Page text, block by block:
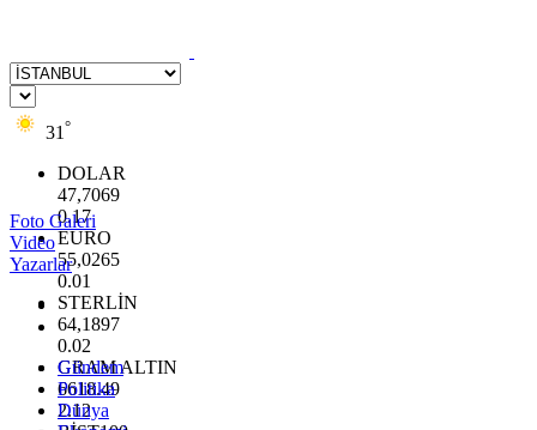
31 °
DOLAR
47,7069
0.17
EURO
55,0265
0.01
STERLİN
64,1897
0.02
GRAM ALTIN
6618.49
2.12
Foto Galeri
Video
Yazarlar
Gündem
Politika
Dünya